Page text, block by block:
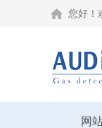
您好！
网